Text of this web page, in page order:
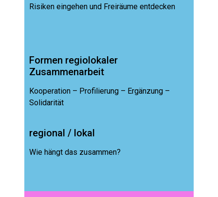
Risiken eingehen und Freiräume entdecken
Formen regiolokaler
Zusammenarbeit
Kooperation – Profilierung – Ergänzung –
Solidarität
regional / lokal
Wie hängt das zusammen?